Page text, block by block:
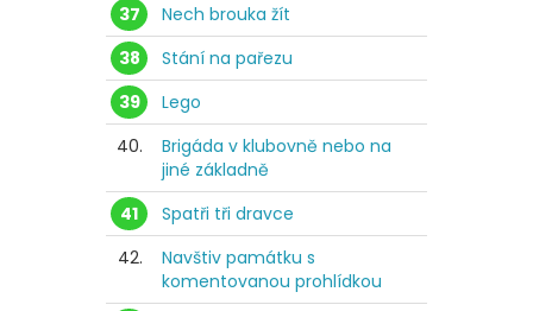
37
Nech brouka žít
38
Stání na pařezu
39
Lego
40.
Brigáda v klubovně nebo na
jiné základně
41
Spatři tři dravce
42.
Navštiv památku s
komentovanou prohlídkou